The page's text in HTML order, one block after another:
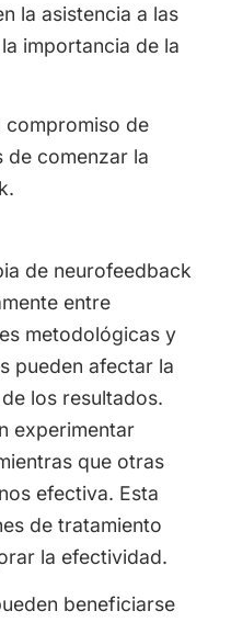
la asistencia a las
importancia de la
compromiso de
de comenzar la
de neurofeedback
entre
metodológicas y
pueden afectar la
los resultados.
experimentar
que otras
efectiva. Esta
de tratamiento
la efectividad.
beneficiarse